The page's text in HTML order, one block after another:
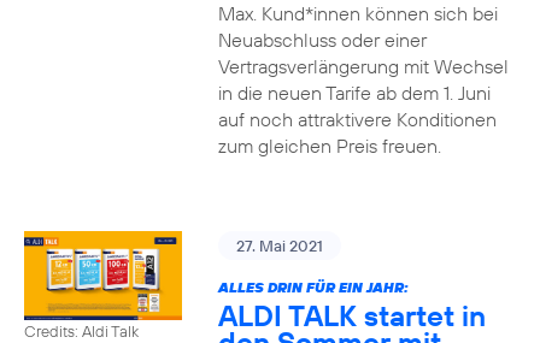
Max. Kund*innen können sich bei
Neuabschluss oder einer
Vertragsverlängerung mit Wechsel
in die neuen Tarife ab dem 1. Juni
auf noch attraktivere Konditionen
zum gleichen Preis freuen.
Credits: Aldi Talk
27. Mai 2021
ALLES DRIN FÜR EIN JAHR:
ALDI TALK startet in